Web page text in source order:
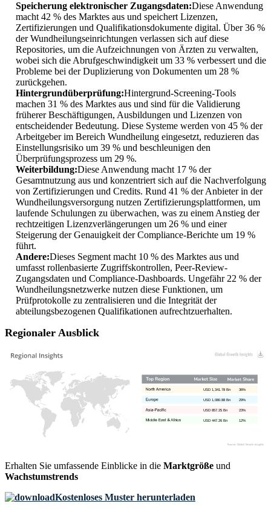
Speicherung elektronischer Zugangsdaten:Diese Anwendung
macht 42 % des Marktes aus und speichert Lizenzen,
Zertifizierungen und Qualifikationsdokumente digital. Über 36 %
der Wundheilungseinrichtungen verlassen sich auf diese
Repositories, um die Aufzeichnungen von Ärzten zu verwalten,
wobei sich die Abrufgeschwindigkeit um 33 % verbessert und die
Probleme bei der Duplizierung von Dokumenten um 28 %
zurückgehen.
Hintergrundüberprüfung:Hintergrund-Screening-Tools
machen 31 % des Marktes aus und sind für die Validierung
früherer Beschäftigungen, Ausbildungen und Lizenzen von
entscheidender Bedeutung. Diese Systeme werden von 45 % der
Arbeitgeber im Bereich Wundheilung eingesetzt, reduzieren das
Einstellungsrisiko um 39 % und beschleunigen den
Überprüfungsprozess um 29 %.
Weiterbildung:Diese Anwendung macht 17 % der
Gesamtnutzung aus und konzentriert sich auf die Nachverfolgung
von Zertifizierungen und Credits. Rund 41 % der Anbieter in der
Wundheilungsversorgung nutzen Zertifizierungsplattformen, um
laufende Schulungen zu überwachen, was zu einem Anstieg der
rechtzeitigen Lizenzverlängerungen um 26 % und einer
Steigerung der Genauigkeit der Compliance-Berichte um 19 %
führt.
Andere:Dieses Segment macht 10 % des Marktes aus und
umfasst rollenbasierte Zugriffskontrollen, Peer-Review-
Zugangsdaten und Compliance-Dashboards. Ungefähr 22 % der
Wundheilungsnetzwerke nutzen diese Funktionen, um
Prüfprotokolle zu zentralisieren und die Integrität der
abteilungsbezogenen Qualifikationen aufrechtzuerhalten.
Regionaler Ausblick
12%
USD 447.26 Bn
23%
USD 857.25 Bn
29%
USD 1,080.88 Bn
36%
USD 1,341.78 Bn
Erhalten Sie umfassende Einblicke in die Marktgröße und
Wachstumstrends
Kostenloses Muster herunterladen